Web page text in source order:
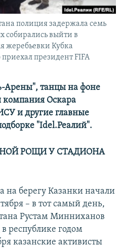
полиция задержала семь
собирались выйти в
жеребьевки Кубка
президент FIFA
Арены", танцы на фоне
компания Оскара
и другие главные
"Idel.Реалий".
РОЩИ У СТАДИОНА
на берегу Казанки начали
– в тот самый день,
Рустам Минниханов
республике годом
казанские активисты